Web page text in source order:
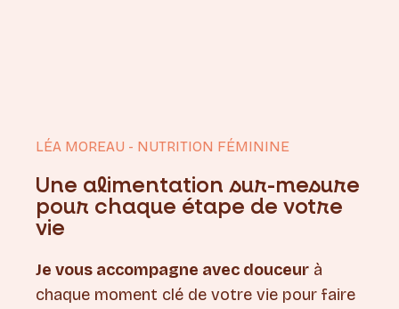
LÉA MOREAU - NUTRITION FÉMININE
Une alimentation sur-mesure
pour chaque étape de votre
vie
Je vous accompagne avec douceur à
chaque moment clé de votre vie pour faire